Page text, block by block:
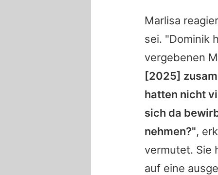
Marlisa
sei. "Dominik
vergebenen
[2025]
hatten nicht
sich da
nehmen?",
vermutet. Sie
auf eine